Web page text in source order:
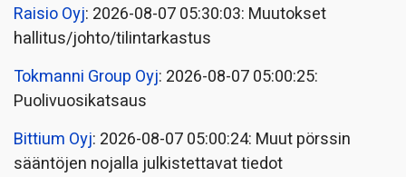
Raisio Oyj: 2026-08-07 05:30:03: Muutokset
hallitus/johto/tilintarkastus
Tokmanni Group Oyj: 2026-08-07 05:00:25:
Puolivuosikatsaus
Bittium Oyj: 2026-08-07 05:00:24: Muut pörssin
sääntöjen nojalla julkistettavat tiedot